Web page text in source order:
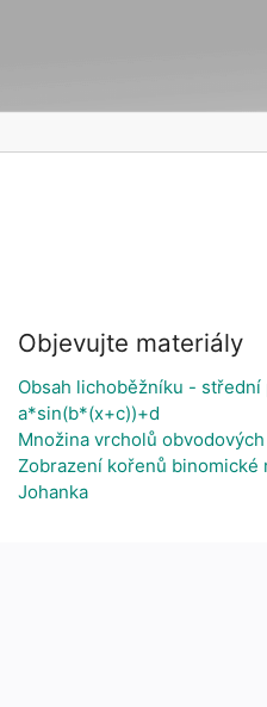
Objevujte materiály
Obsah lichoběžníku - střední
a*sin(b*(x+c))+d
Množina vrcholů
Zobrazení kořenů binomické
Johanka